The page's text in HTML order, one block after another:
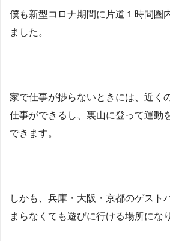
僕も新型コロナ期間に片道１時間圏
ました。
家で仕事が捗らないときには、近く
仕事ができるし、裏山に登って運動
できます。
しかも、兵庫・大阪・京都のゲスト
まらなくても遊びに行ける場所にな